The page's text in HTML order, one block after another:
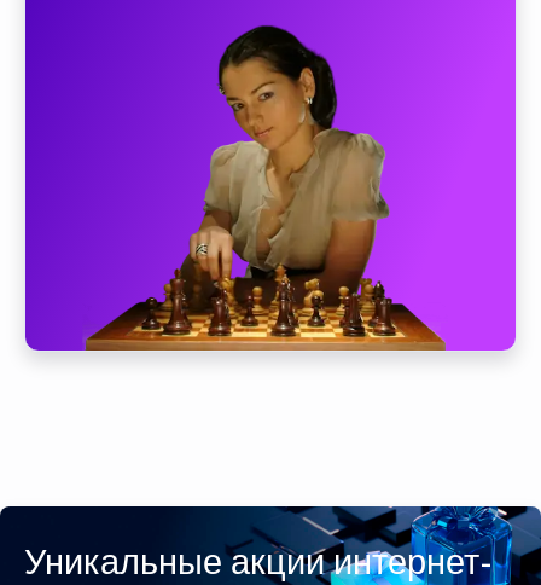
Уникальные акции интернет-